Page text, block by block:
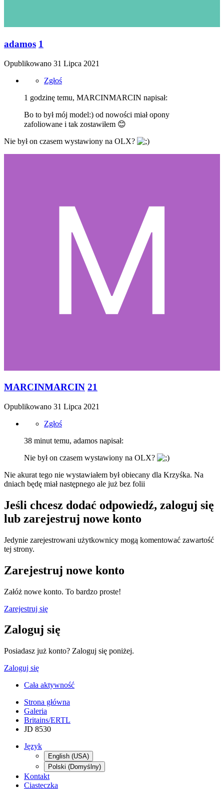
adamos 1
Opublikowano 31 Lipca 2021
Zgłoś
1 godzinę temu, MARCINMARCIN napisał:
Bo to był mój model:) od nowości miał opony
zafoliowane i tak zostawiłem 😊
Nie był on czasem wystawiony na OLX?
MARCINMARCIN 21
Opublikowano 31 Lipca 2021
Zgłoś
38 minut temu, adamos napisał:
Nie był on czasem wystawiony na OLX?
Nie akurat tego nie wystawiałem był obiecany dla Krzyśka. Na
dniach będę miał następnego ale już bez folii
Jeśli chcesz dodać odpowiedź, zaloguj się
lub zarejestruj nowe konto
Jedynie zarejestrowani użytkownicy mogą komentować zawartość
tej strony.
Zarejestruj nowe konto
Załóż nowe konto. To bardzo proste!
Zarejestruj się
Zaloguj się
Posiadasz już konto? Zaloguj się poniżej.
Zaloguj się
Cała aktywność
Strona główna
Galeria
Britains/ERTL
JD 8530
Język
English (USA)
Polski (Domyślny)
Kontakt
Ciasteczka